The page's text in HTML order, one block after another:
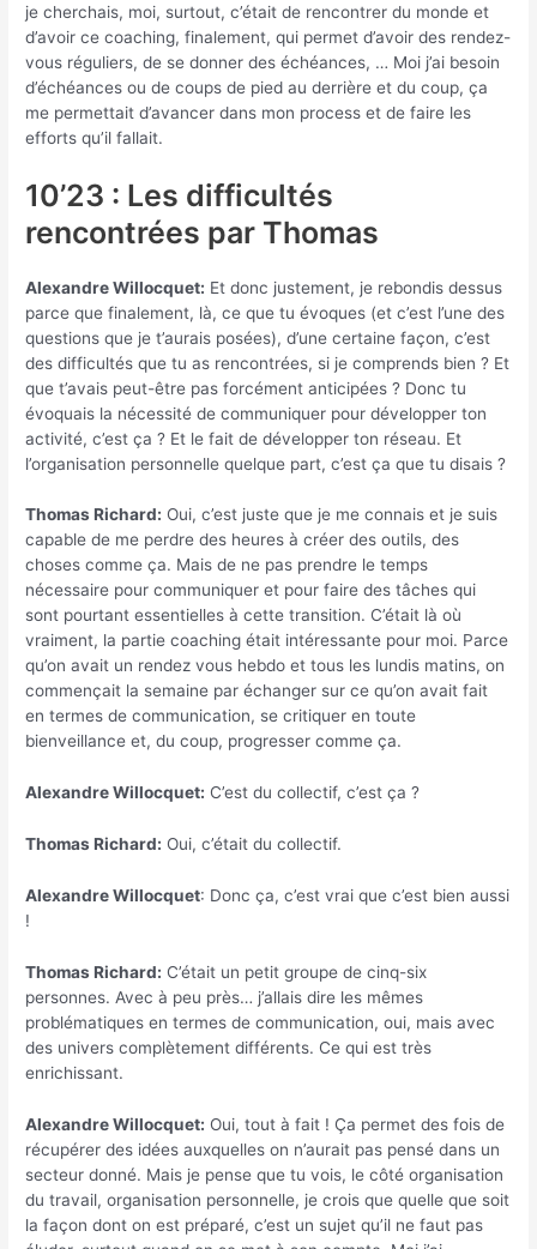
je cherchais, moi, surtout, c’était de rencontrer du monde et
d’avoir ce coaching, finalement, qui permet d’avoir des rendez-
vous réguliers, de se donner des échéances, … Moi j’ai besoin
d’échéances ou de coups de pied au derrière et du coup, ça
me permettait d’avancer dans mon process et de faire les
efforts qu’il fallait.
10’23 : Les difficultés
rencontrées par Thomas
Alexandre Willocquet: Et donc justement, je rebondis dessus
parce que finalement, là, ce que tu évoques (et c’est l’une des
questions que je t’aurais posées), d’une certaine façon, c’est
des difficultés que tu as rencontrées, si je comprends bien ? Et
que t’avais peut-être pas forcément anticipées ? Donc tu
évoquais la nécessité de communiquer pour développer ton
activité, c’est ça ? Et le fait de développer ton réseau. Et
l’organisation personnelle quelque part, c’est ça que tu disais ?
Thomas Richard: Oui, c’est juste que je me connais et je suis
capable de me perdre des heures à créer des outils, des
choses comme ça. Mais de ne pas prendre le temps
nécessaire pour communiquer et pour faire des tâches qui
sont pourtant essentielles à cette transition. C’était là où
vraiment, la partie coaching était intéressante pour moi. Parce
qu’on avait un rendez vous hebdo et tous les lundis matins, on
commençait la semaine par échanger sur ce qu’on avait fait
en termes de communication, se critiquer en toute
bienveillance et, du coup, progresser comme ça.
Alexandre Willocquet: C’est du collectif, c’est ça ?
Thomas Richard: Oui, c’était du collectif.
Alexandre Willocquet: Donc ça, c’est vrai que c’est bien aussi
!
Thomas Richard: C’était un petit groupe de cinq-six
personnes. Avec à peu près… j’allais dire les mêmes
problématiques en termes de communication, oui, mais avec
des univers complètement différents. Ce qui est très
enrichissant.
Alexandre Willocquet: Oui, tout à fait ! Ça permet des fois de
récupérer des idées auxquelles on n’aurait pas pensé dans un
secteur donné. Mais je pense que tu vois, le côté organisation
du travail, organisation personnelle, je crois que quelle que soit
la façon dont on est préparé, c’est un sujet qu’il ne faut pas